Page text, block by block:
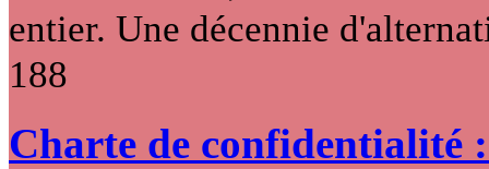
entier. Une décennie
188
Charte de confidentialité